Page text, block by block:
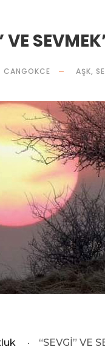
VE
CANGOKCE AŞK,
· “SEVGİ” VE